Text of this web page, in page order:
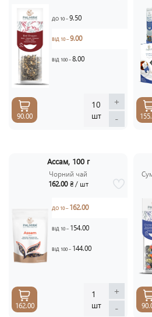
ДО 10 –9.50
ВІД 10 –9.00
ВІД 100 –8.00
10
шт
+
-
90.00
Ассам, 100 г
Чорний чай
162.00 ₴ / шт
ДО 10 –162.00
ВІД 10 – 154.00
ВІД 100 – 144.00
1
шт
+
-
162.00